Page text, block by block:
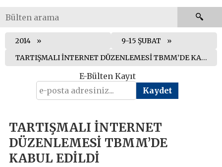
2014
9-15 ŞUBAT
TARTIŞMALI İNTERNET DÜZENLEMESİ TBMM’DE KABUL EDİLDİ
E-Bülten Kayıt
TARTIŞMALI İNTERNET
DÜZENLEMESİ TBMM’DE
KABUL EDİLDİ